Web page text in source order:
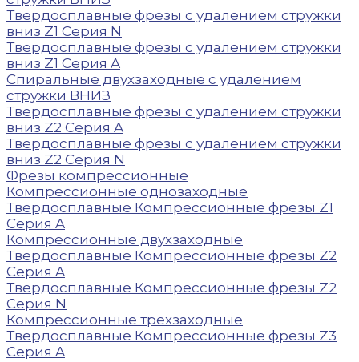
Твердосплавные фрезы с удалением стружки
вниз Z1 Серия N
Твердосплавные фрезы с удалением стружки
вниз Z1 Серия A
Спиральные двухзаходные с удалением
стружки ВНИЗ
Твердосплавные фрезы с удалением стружки
вниз Z2 Серия A
Твердосплавные фрезы с удалением стружки
вниз Z2 Серия N
Фрезы компрессионные
Компрессионные однозаходные
Твердосплавные Компрессионные фрезы Z1
Серия A
Компрессионные двухзаходные
Твердосплавные Компрессионные фрезы Z2
Серия A
Твердосплавные Компрессионные фрезы Z2
Серия N
Компрессионные трехзаходные
Твердосплавные Компрессионные фрезы Z3
Серия A